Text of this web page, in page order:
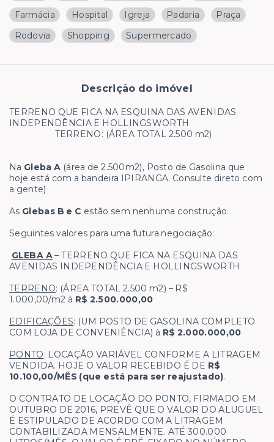
Farmácia
Hospital Igreja Padaria
Praça
Rodovia
Shopping Supermercado
Descrição do imóvel
TERRENO QUE FICA NA ESQUINA DAS AVENIDAS
INDEPENDÊNCIA E HOLLINGSWORTH
TERRENO: (ÁREA TOTAL 2.500 m2)
Na Gleba A (área de 2.500m2), Posto de Gasolina que
hoje está com a bandeira IPIRANGA. Consulte direto com
a gente)
As Glebas B e C estão sem nenhuma construção.
Seguintes valores para uma futura negociação:
GLEBA A– TERRENO QUE FICA NA ESQUINA DAS
AVENIDAS INDEPENDÊNCIA E HOLLINGSWORTH
TERRENO: (ÁREA TOTAL 2.500 m2) – R$
1.000,00/m2 à R$ 2.500.000,00
EDIFICAÇÕES: (UM POSTO DE GASOLINA COMPLETO
COM LOJA DE CONVENIÊNCIA) à R$ 2.000.000,00
PONTO: LOCAÇÃO VARIÁVEL CONFORME A LITRAGEM
VENDIDA. HOJE O VALOR RECEBIDO É DE R$
10.100,00/MÊS (que está para ser reajustado).
O CONTRATO DE LOCAÇÃO DO PONTO, FIRMADO EM
OUTUBRO DE 2016, PREVÊ QUE O VALOR DO ALUGUEL
É ESTIPULADO DE ACORDO COM A LITRAGEM
CONTABILIZADA MENSALMENTE. ATÉ 300.000